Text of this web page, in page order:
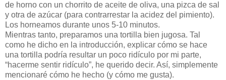
de horno con un chorrito de aceite de oliva, una pizca de sal
y otra de azúcar (para contrarrestar la acidez del pimiento).
Los horneamos durante unos 5-10 minutos.
Mientras tanto, preparamos una tortilla bien jugosa. Tal
como he dicho en la introducción, explicar cómo se hace
una tortilla podría resultar un poco ridículo por mi parte,
“hacerme sentir ridículo”, he querido decir. Así, simplemente
mencionaré cómo he hecho (y cómo me gusta).